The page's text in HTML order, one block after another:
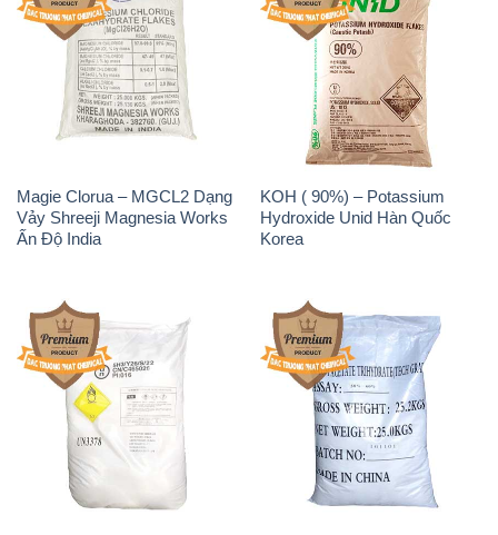
Magie Clorua – MGCL2 Dạng
Vảy Shreeji Magnesia Works
Ấn Độ India
KOH ( 90%) – Potassium
Hydroxide Unid Hàn Quốc
Korea